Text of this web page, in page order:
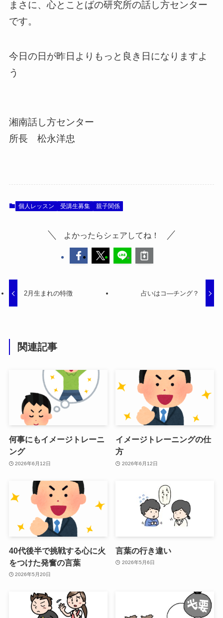
まさに、心とことばの研究所の話し方センター
です。
今日の日が昨日よりもっと良き日になりますよ
う
湘南話し方センター
所長 松永洋忠
個人レッスン 受講生募集 親子関係
よかったらシェアしてね！
2月生まれの特徴 占いはコ―チング？
関連記事
何事にもイメージトレーニ
ング
2026年6月12日
イメージトレーニングの仕
方
2026年6月12日
40代後半で挑戦する心に火
をつけた発奮の言葉
2026年5月20日
言葉の行き違い
2026年5月6日